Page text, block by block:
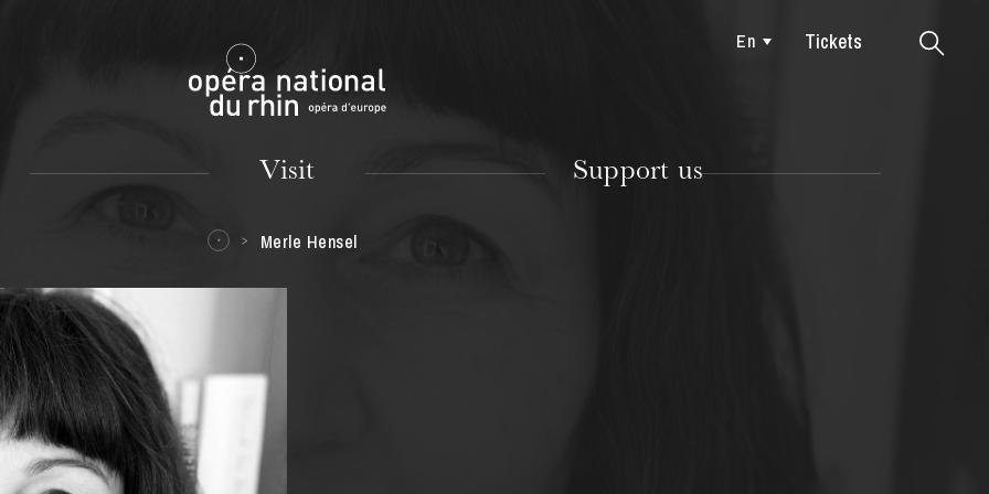
Mulhouse
En Tickets
Visit Support us
Merle Hensel